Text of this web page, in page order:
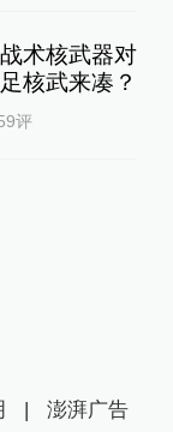
术核武器对
核武来凑？
评
| 澎湃广告